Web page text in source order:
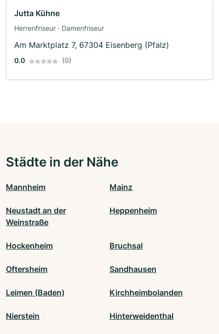
Jutta Kühne
Herrenfriseur · Damenfriseur
Am Marktplatz 7, 67304 Eisenberg (Pfalz)
0.0 (0)
Städte in der Nähe
Mannheim Mainz
Neustadt an der
Weinstraße
Heppenheim
Hockenheim Bruchsal
Oftersheim Sandhausen
Leimen (Baden) Kirchheimbolanden
Nierstein Hinterweidenthal